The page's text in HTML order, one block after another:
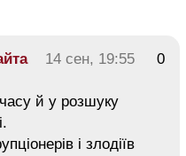
14 сен, 19:55 0
й у розшуку
і злодіїв